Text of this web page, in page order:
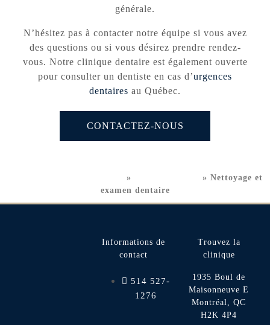
générale.
N’hésitez pas à contacter notre équipe si vous avez
des questions ou si vous désirez prendre rendez-
vous. Notre clinique dentaire est également ouverte
pour consulter un dentiste en cas d’urgences
dentaires au Québec.
CONTACTEZ-NOUS
» » Nettoyage et
examen dentaire
Informations de
contact
514 527-
1276
Trouvez la
clinique
1935 Boul de
Maisonneuve E
Montréal, QC
H2K 4P4